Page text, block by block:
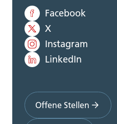
Facebook
X
Instagram
LinkedIn
Offene Stellen